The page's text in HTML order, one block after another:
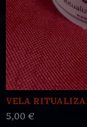
VELA
5,00 €